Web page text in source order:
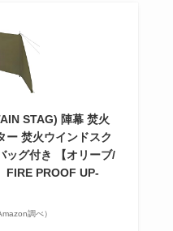
STAG) 陣幕 焚火
ー 焚火ウインドスク
ッグ付き 【オリーブ/
FIRE PROOF UP-
調べ）